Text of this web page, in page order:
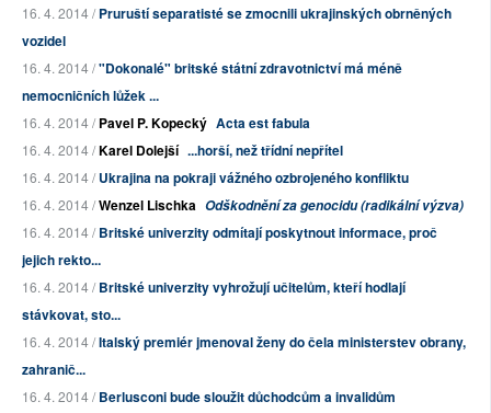
16. 4. 2014 /Pruruští separatisté se zmocnili ukrajinských obrněných
vozidel
16. 4. 2014 /"Dokonalé" britské státní zdravotnictví má méně
nemocničních lůžek ...
16. 4. 2014 /Pavel P. Kopecký Acta est fabula
16. 4. 2014 /Karel Dolejší ...horší, než třídní nepřítel
16. 4. 2014 /Ukrajina na pokraji vážného ozbrojeného konfliktu
16. 4. 2014 /Wenzel Lischka Odškodnění za genocidu (radikální výzva)
16. 4. 2014 /Britské univerzity odmítají poskytnout informace, proč
jejich rekto...
16. 4. 2014 /Britské univerzity vyhrožují učitelům, kteří hodlají
stávkovat, sto...
16. 4. 2014 /Italský premiér jmenoval ženy do čela ministerstev obrany,
zahranič...
16. 4. 2014 /Berlusconi bude sloužit důchodcům a invalidům